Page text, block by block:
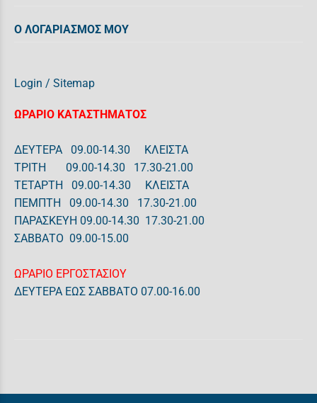
Ο ΛΟΓΑΡΙΑΣΜΟΣ ΜΟΥ
Login / Sitemap
ΩΡΑΡΙΟ ΚΑΤΑΣΤΗΜΑΤΟΣ
ΔΕΥΤΕΡΑ 09.00-14.30 ΚΛΕΙΣΤΑ
ΤΡΙΤΗ 09.00-14.30 17.30-21.00
ΤΕΤΑΡΤΗ 09.00-14.30 ΚΛΕΙΣΤΑ
ΠΕΜΠΤΗ 09.00-14.30 17.30-21.00
ΠΑΡΑΣΚΕΥΗ 09.00-14.30 17.30-21.00
ΣΑΒΒΑΤΟ 09.00-15.00
ΩΡΑΡΙΟ ΕΡΓΟΣΤΑΣΙΟΥ
ΔΕΥΤΕΡΑ ΕΩΣ ΣΑΒΒΑΤΟ 07.00-16.00